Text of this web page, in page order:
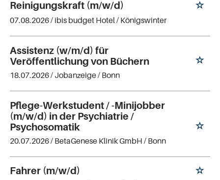
Reinigungskraft (m/w/d)
07.08.2026 / ibis budget Hotel / Königswinter
Assistenz (w/m/d) für
Veröffentlichung von Büchern
18.07.2026 / Jobanzeige/ Bonn
Pflege-Werkstudent / -Minijobber
(m/w/d) in der Psychiatrie /
Psychosomatik
20.07.2026 / BetaGenese Klinik GmbH / Bonn
Fahrer (m/w/d)